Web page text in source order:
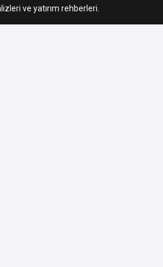
ve yatırım rehberleri.